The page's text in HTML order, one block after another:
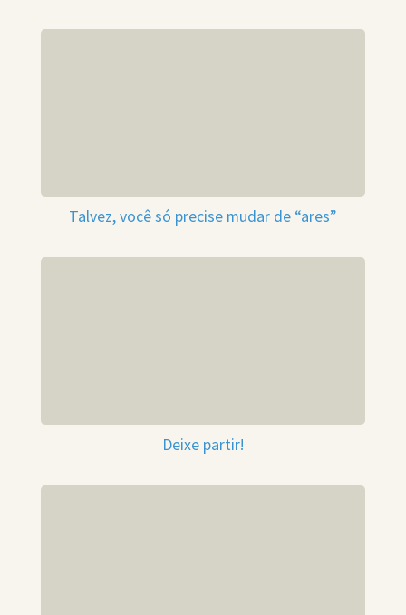
Talvez, você só precise mudar de “ares”
Deixe partir!